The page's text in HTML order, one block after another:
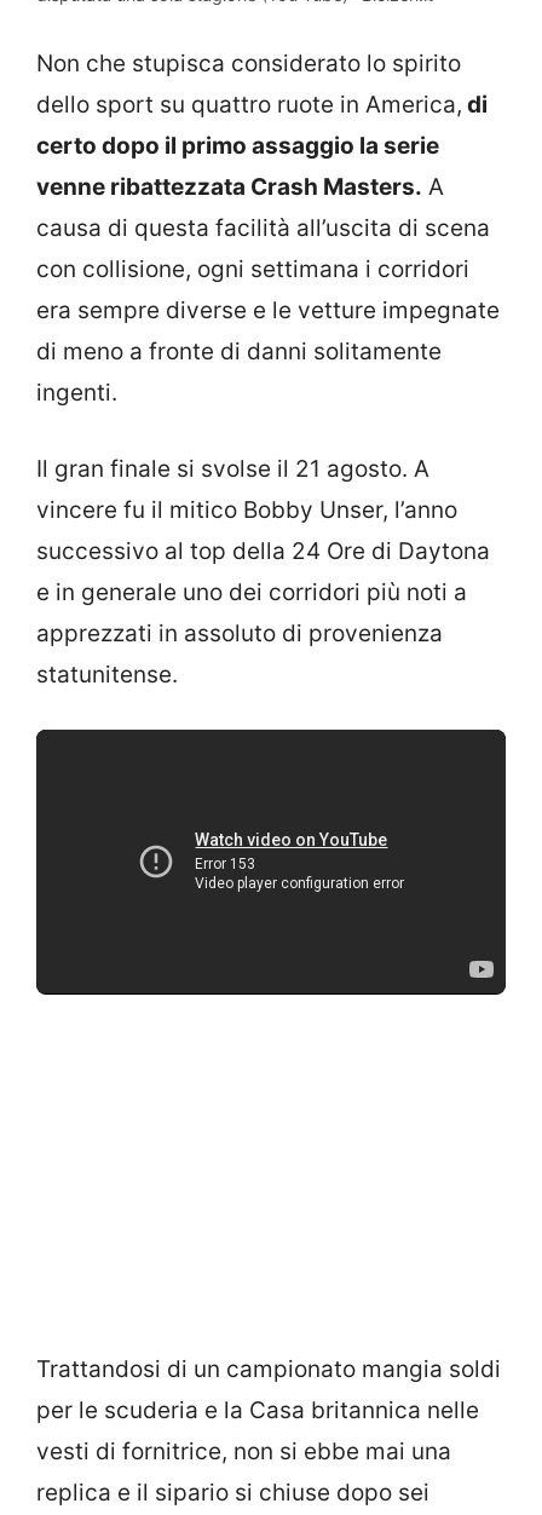
Non che stupisca considerato lo spirito
dello sport su quattro ruote in America, di
certo dopo il primo assaggio la serie
venne ribattezzata Crash Masters. A
causa di questa facilità all’uscita di scena
con collisione, ogni settimana i corridori
era sempre diverse e le vetture impegnate
di meno a fronte di danni solitamente
ingenti.
Il gran finale si svolse il 21 agosto. A
vincere fu il mitico Bobby Unser, l’anno
successivo al top della 24 Ore di Daytona
e in generale uno dei corridori più noti a
apprezzati in assoluto di provenienza
statunitense.
Trattandosi di un campionato mangia soldi
per le scuderia e la Casa britannica nelle
vesti di fornitrice, non si ebbe mai una
replica e il sipario si chiuse dopo sei